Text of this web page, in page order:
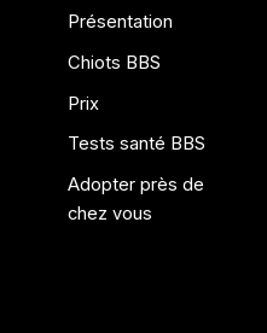
Présentation
Chiots BBS
Prix
Tests santé BBS
Adopter près de
chez vous